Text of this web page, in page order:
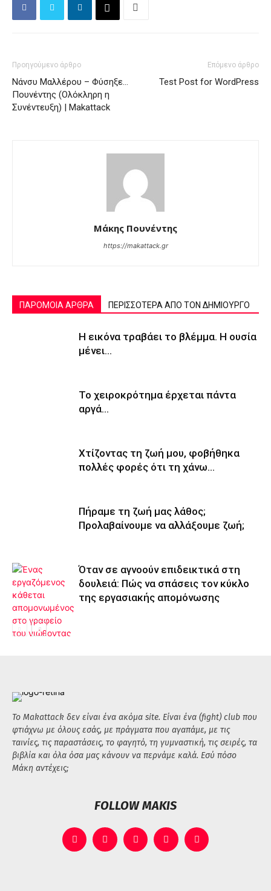
Προηγούμενο άρθρο
Νάνσυ Μαλλέρου – Φύσηξε…
Πουνέντης (Ολόκληρη η
Συνέντευξη) | Makattack
Επόμενο άρθρο
Test Post for WordPress
Μάκης Πουνέντης
https://makattack.gr
ΠΑΡΟΜΟΙΑ ΑΡΘΡΑ ΠΕΡΙΣΣΟΤΕΡΑ ΑΠΟ ΤΟΝ ΔΗΜΙΟΥΡΓΟ
Η εικόνα τραβάει το βλέμμα. Η ουσία
μένει…
Το χειροκρότημα έρχεται πάντα
αργά…
Χτίζοντας τη ζωή μου, φοβήθηκα
πολλές φορές ότι τη χάνω…
Πήραμε τη ζωή μας λάθος;
Προλαβαίνουμε να αλλάξουμε ζωή;
Όταν σε αγνοούν επιδεικτικά στη
δουλειά: Πώς να σπάσεις τον κύκλο
της εργασιακής απομόνωσης
Το Makattack δεν είναι ένα ακόμα site. Είναι ένα (fight) club που
φτιάχνω με όλους εσάς, με πράγματα που αγαπάμε, με τις
ταινίες, τις παραστάσεις, το φαγητό, τη γυμναστική, τις σειρές, τα
βιβλία και όλα όσα μας κάνουν να περνάμε καλά. Εσύ πόσο
Μάκη αντέχεις;
FOLLOW MAKIS